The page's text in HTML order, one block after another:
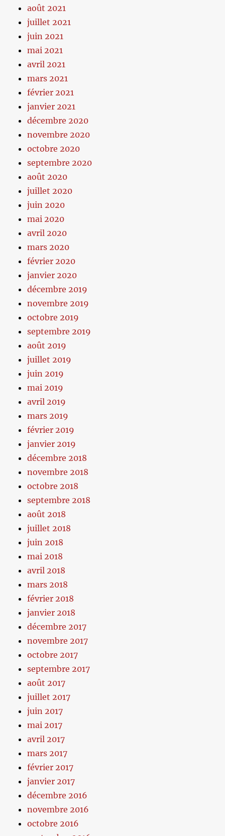
août 2021
juillet 2021
juin 2021
mai 2021
avril 2021
mars 2021
février 2021
janvier 2021
décembre 2020
novembre 2020
octobre 2020
septembre 2020
août 2020
juillet 2020
juin 2020
mai 2020
avril 2020
mars 2020
février 2020
janvier 2020
décembre 2019
novembre 2019
octobre 2019
septembre 2019
août 2019
juillet 2019
juin 2019
mai 2019
avril 2019
mars 2019
février 2019
janvier 2019
décembre 2018
novembre 2018
octobre 2018
septembre 2018
août 2018
juillet 2018
juin 2018
mai 2018
avril 2018
mars 2018
février 2018
janvier 2018
décembre 2017
novembre 2017
octobre 2017
septembre 2017
août 2017
juillet 2017
juin 2017
mai 2017
avril 2017
mars 2017
février 2017
janvier 2017
décembre 2016
novembre 2016
octobre 2016